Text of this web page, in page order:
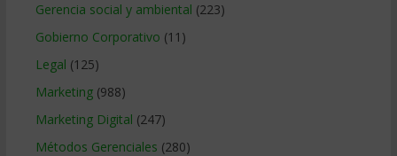
Gerencia social y ambiental (223)
Gobierno Corporativo (11)
Legal (125)
Marketing(988)
Marketing Digital (247)
Métodos Gerenciales (280)